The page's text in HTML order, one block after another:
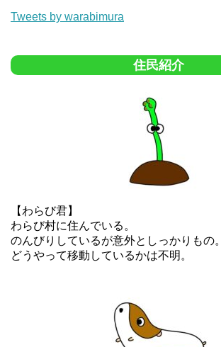
Tweets by warabimura
住民紹介
【わらび君】
わらび村に住んでいる。
のんびりしているが意外としっかりもの。
どうやって移動しているかは不明。